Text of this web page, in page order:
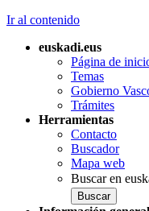
Ir al contenido
euskadi.eus
Página de
Temas
Gobierno
Trámites
Herramientas
Contacto
Buscador
Mapa web
Buscar en